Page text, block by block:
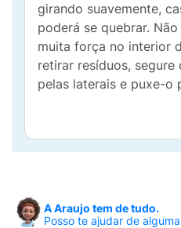
girando suavemente,
poderá se quebrar.
muita força no interior
retirar resíduos,
pelas laterais e puxe-o
A Araujo tem de tudo.
Posso te ajudar de